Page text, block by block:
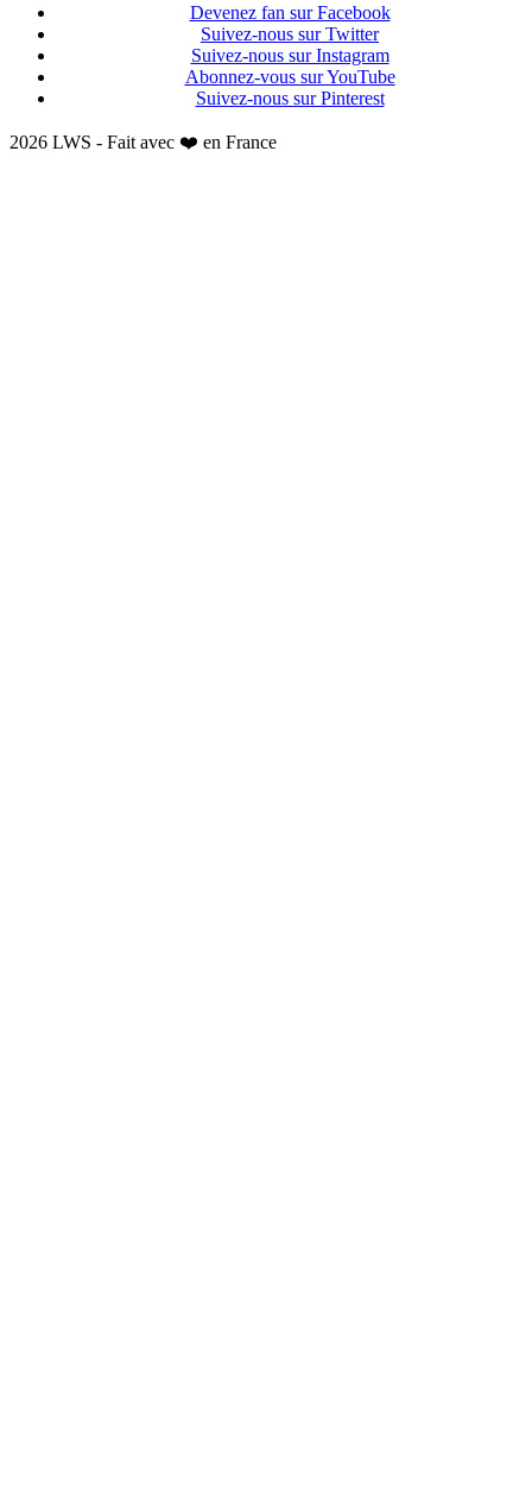
Devenez fan sur Facebook
Suivez-nous sur Twitter
Suivez-nous sur Instagram
Abonnez-vous sur YouTube
Suivez-nous sur Pinterest
2026 LWS - Fait avec ❤️ en France